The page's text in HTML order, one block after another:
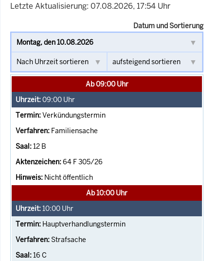
Letzte Aktualisierung: 07.08.2026, 17:54 Uhr
Datum und Sortierung
Ab 09:00 Uhr
09:00 Uhr
Verkündungstermin
Familiensache
12 B
64 F 305/26
Nicht öffentlich
Ab 10:00 Uhr
10:00 Uhr
Hauptverhandlungstermin
Strafsache
16 C